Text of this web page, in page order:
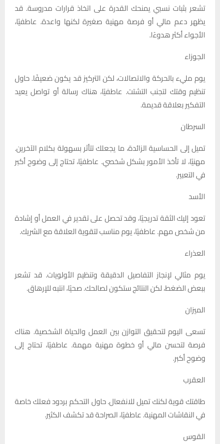
تشعر بثبات نسبي يمنحك القدرة على اتخاذ قرارات مدروسة. قد
يظهر دعم مالي أو فرصة مهنية صغيرة لكنها واعدة. عاطفيًا،
الأجواء أكثر هدوءًا.
الجوزاء
يوم مليء بالحركة والاتصالات، لكن التركيز قد يكون ضعيفًا. حاول
تنظيم وقتك لتجنب التشتت. عاطفيًا، هناك رسالة أو تواصل يعيد
التفكير بعلاقة قديمة.
السرطان
تميل إلى الحساسية الزائدة، ما يجعلك تتأثر بسهولة بكلام الآخرين.
مهنيًا، لا تأخذ الأمور بشكل شخصي. عاطفيًا، تحتاج إلى وضوح أكبر
في التعبير.
الأسد
تعود إليك الثقة تدريجيًا، وقد تحصل على تقدير في العمل أو إشادة
من شخص مهم. عاطفيًا، يوم مناسب لتقوية العلاقة مع الشريك.
العذراء
يوم مثالي لإنجاز التفاصيل الدقيقة وتنظيم الأولويات. قد تشعر
ببعض الضغط، لكن النتائج ستكون لصالحك. صحيًا، انتبه للإرهاق.
الميزان
تسعى اليوم لتحقيق التوازن بين العمل والحياة الشخصية. هناك
فرصة لتحسن مالي أو خطوة مهنية مهمة. عاطفيًا، تحتاج إلى
وضوح أكبر.
العقرب
طاقتك قوية لكنك تميل للانفعال. حاول التحكم بردود فعلك خاصة
في النقاشات المهنية. عاطفيًا، الصراحة قد تكشف الكثير.
القوس